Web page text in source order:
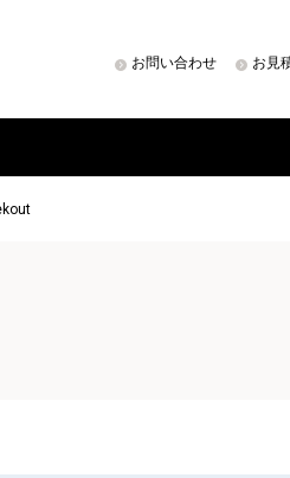
お問い合わせ お見